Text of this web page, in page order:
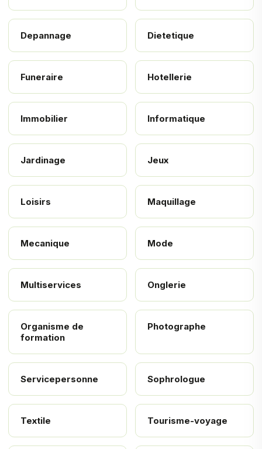
Depannage Dietetique
Funeraire Hotellerie
Immobilier Informatique
Jardinage Jeux
Loisirs Maquillage
Mecanique Mode
Multiservices Onglerie
Organisme de
formation
Photographe
Servicepersonne Sophrologue
Textile Tourisme-voyage